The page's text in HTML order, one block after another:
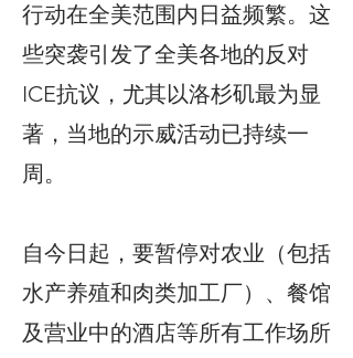
行动在全美范围内日益频繁。这
些突袭引发了全美各地的反对
ICE抗议，尤其以洛杉矶最为显
著，当地的示威活动已持续一
周。
自今日起，要暂停对农业（包括
水产养殖和肉类加工厂）、餐馆
及营业中的酒店等所有工作场所